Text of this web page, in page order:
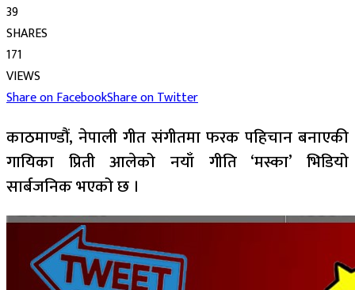
39
SHARES
171
VIEWS
Share on FacebookShare on Twitter
काठमाण्डौं, नेपाली गीत संगीतमा फरक पहिचान बनाएकी
गायिका प्रिती आलेको नयाँ गीति ‘मस्का’ भिडियो
सार्बजनिक भएको छ ।